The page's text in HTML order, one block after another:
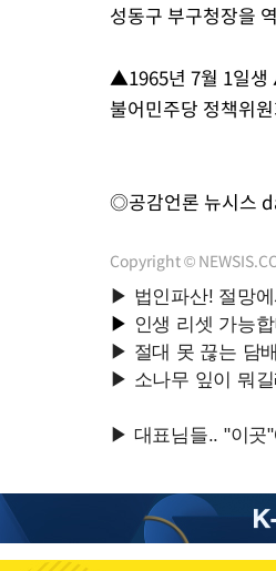
성동구 부구청장을
▲1965년 7월 1일생
불어민주당 정책위
◎공감언론 뉴시스
Copyright ©